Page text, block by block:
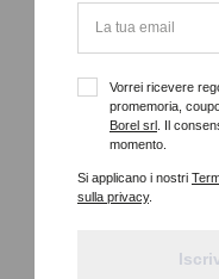
Vorrei ricevere
promemoria,
Borel srl . Il
momento.
Si applicano i nostri
sulla privacy.